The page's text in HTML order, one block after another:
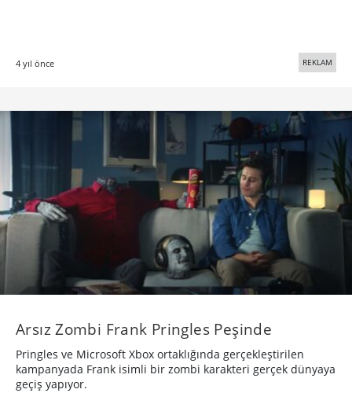
4 yıl önce REKLAM
Arsız Zombi Frank Pringles Peşinde
Pringles ve Microsoft Xbox ortaklığında gerçekleştirilen
kampanyada Frank isimli bir zombi karakteri gerçek dünyaya
geçiş yapıyor.